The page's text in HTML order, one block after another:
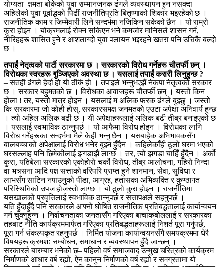
योग्यता–क्षमता बोकेको युवा सम्मानजनक ढंगले व्यवस्थापन हुन नसक्दा
अहिलेको युवा पूर्वाद्धको पिढीं राजनीतिप्रति बितृष्णाको शिकार भइरहेको छ ।
राजनीतिक काम र जिम्मेवारी लिने सन्दर्भमा नजिकिन सकेको छैन । यो राम्रो
कुरा होइन । योक्रमलाई रोक्न सकिएन भने कमजोर मानिसले शासन गर्ने,
नीरिहहरू शासित हुने र आशलाग्दो युवा पलायन भइरहने खतरा पनि उत्तिकै बल्दो
छ ।
तपाईं नेतृत्वको पार्टी सरकारमा छ । सरकारको विरोध गर्नेहरू चौतर्फी छन् ।
विरोधका स्वरहरू गुञ्जिएको अवस्था छ । यसलाई तपाईं कसरी लिनुहुन्छ ?
– सतही ढंगले हेर्दा हो यो ठीकै हो । तपाइले भन्नुभएझैं नेकपा नेतृत्वको सरकार
छ । सरकार बहुमतको छ । विरोधका आवाजहरू चौतर्फी छन् । यस्तो किन
होला ! तर, यस्तो मात्र होइन । यसलाई म अलिक फरक ढंगले बुझ्छु । जस्तो
कि सरकारमा जो कोही होस्, सरकारसमक्ष जनमतको एउटा अपेक्षा अनिवार्य हुन्छ
। त्यो अहिल अलिक बढी छ । यी अपेक्षाहरूलाई अलिक बढी तीब्र बनाइएको छ
। यसलाई स्वभाविक ठान्नुपर्छ । यो आफैमा विरोध होइन । विरोधका लागि
विरोध गर्नेहरूका सन्दर्भमा मैले केही भन्नु छैन । यसबाहेक अभिभावकसँग
बालबच्चाको अपेक्षालाई विरोध भनेर बुझ्न हुँदैन । कहिलेकाँही ठूलो घरमा भएको
घरसल्लाह पनि छिमेकीलाई झगडाझैं लाग्छ । तर, त्यो झगडा चाहिँ हुँदैन । अर्को
कुरा, यतिबेला सरकारको एकोहोरो चर्को विरोध, तीब्र आलोचना, गहिरो निन्दा
वा भत्र्सना आदि पक्ष सत्ताको वरिपरि प्राप्त हुने शानमान, सेवा, सुविधा र
लाभसँग साटिन नपाउनुको पीडा, आग्रह, हतासका अभिव्यक्ति र कुण्ठागत
परिस्थितिको उपज होजस्तो लाग्छ । यो ठूलो कुरा होइन । राजनीतिमा
यसखालको प्रवृत्तिलाई स्वभाविक ठान्नुपर्छ र सत्तापक्षले सहनुपर्छ ।
यति हुँदाहुँदै पनि सरकारले आफ्नो घोषित राजनीतिक प्रतिबद्धतालाई कार्यान्वयन
गर्न चुक्नुहुन्न । निर्वाचनताका जनतासँग गरिएका बाचाकबोललाई र सरकारका
तहबाट नीति कार्यक्रममार्फत गरिएका प्रतिबद्धताहरूलाई निशर्त पूरा गर्नुपर्छ,
पूरा गर्न संकल्पकृत रहनुपर्छ । निर्मित योजना कार्यान्वयनसँगै समयक्रममा धेरै
विषयहरू क्रमशः सम्बोधन, समाधान र व्यवस्थापन हुँदै जान्छन् ।
सरकारले बारम्बार भनेको छ– पहिलो वर्ष समाजवाद उन्मुख चरित्रको कार्यक्रम
निर्माणको आधार वर्ष रह्यो, ऐन कानुन निर्माणको वर्ष रह्यो र समग्रतामा यो